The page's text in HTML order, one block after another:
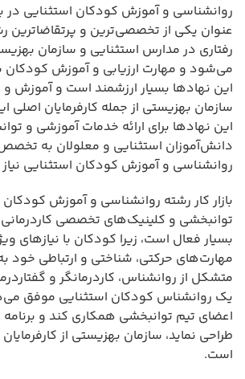
روانشناسی و آموزش کودکان استثنایی در
عنوان یکی از تخصصی‌ترین و پرتقاضاترین
رفتاری در مدارس استثنایی و سازمان
می‌شود و مهارت ارزیابی و آموزش کودکان
این نهادها بسیار ارزشمند است و آموزش
سازمان بهزیستی از جمله کارفرمایان اصلی
این نهادها برای ارائه خدمات آموزشی و
دانش‌آموزان استثنایی و معلولان به تخصص
روانشناسی و آموزش کودکان استثنایی نیاز
بازار کار رشته روانشناسی و آموزش کودکان
توانبخشی و کلینیک‌های تخصصی کاردرمانی
بسیار فعال است، زیرا کودکان با نیازهای
مهارت‌های حرکتی، شناختی و ارتباطی
متشکل از روانشناس، کاردرمانگر و
یک روانشناس کودکان استثنایی موفق
اعضای تیم توانبخشی همکاری کند و
طراحی نماید، سازمان بهزیستی از
است.